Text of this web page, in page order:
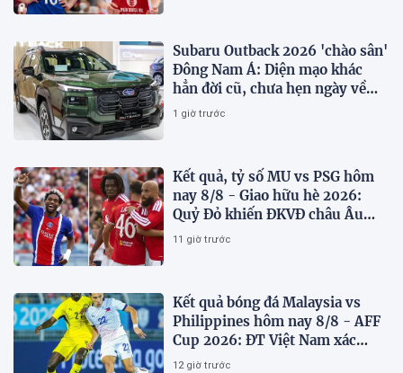
Subaru Outback 2026 'chào sân'
Đông Nam Á: Diện mạo khác
hẳn đời cũ, chưa hẹn ngày về
Việt Nam
1 giờ trước
Kết quả, tỷ số MU vs PSG hôm
nay 8/8 - Giao hữu hè 2026:
Quỷ Đỏ khiến ĐKVĐ châu Âu
toát mồ hôi
11 giờ trước
Kết quả bóng đá Malaysia vs
Philippines hôm nay 8/8 - AFF
Cup 2026: ĐT Việt Nam xác
định đối thủ
12 giờ trước